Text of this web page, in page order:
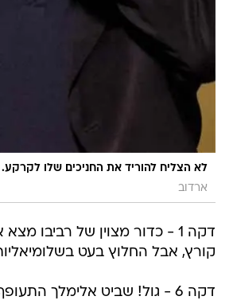
לא הצליח להוריד את החניכים שלו לקרקע.
ארדוב
דקה 1 - כדור מצוין של רביבו
קורץ, אבל החלוץ בעט
דקה 6 - גול! שביט אלימלך